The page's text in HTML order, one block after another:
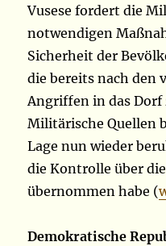
Vusese fordert die
notwendigen
Sicherheit der
die bereits nach den
Angriffen in das
Militärische Quellen
Lage nun wieder
die Kontrolle über
übernommen habe (
Demokratische